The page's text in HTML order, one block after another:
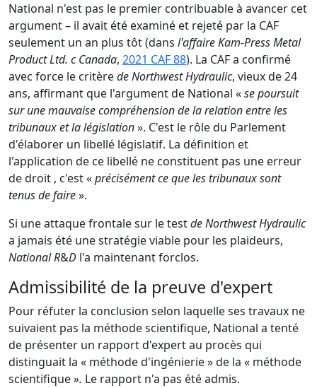
National n'est pas le premier contribuable à avancer cet
argument – il avait été examiné et rejeté par la CAF
seulement un an plus tôt (dans l'affaire Kam-Press Metal
Product Ltd. c Canada, 2021 CAF 88). La CAF a confirmé
avec force le critèrede Northwest Hydraulic, vieux de 24
ans, affirmant que l'argument de National «se poursuit
sur une mauvaise compréhension de la relation entre les
tribunaux et la législation». C'est le rôle du Parlement
d'élaborer un libellé législatif. La définition et
l'application de ce libellé ne constituent pas une erreur
de droit , c'est «précisément ce que les tribunaux sont
tenus de faire».
Si une attaque frontale sur le testde Northwest Hydraulic
a jamais été une stratégie viable pour les plaideurs,
National R&D l'a maintenant forclos.
Admissibilité de la preuve d'expert
Pour réfuter la conclusion selon laquelle ses travaux ne
suivaient pas la méthode scientifique, National a tenté
de présenter un rapport d'expert au procès qui
distinguait la « méthode d'ingénierie » de la « méthode
scientifique». Le rapport n'a pas été admis.